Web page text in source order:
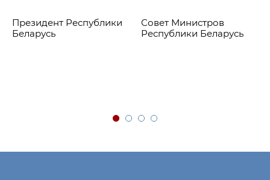
Президент Республики
Беларусь
Совет Министров
Республики Беларусь